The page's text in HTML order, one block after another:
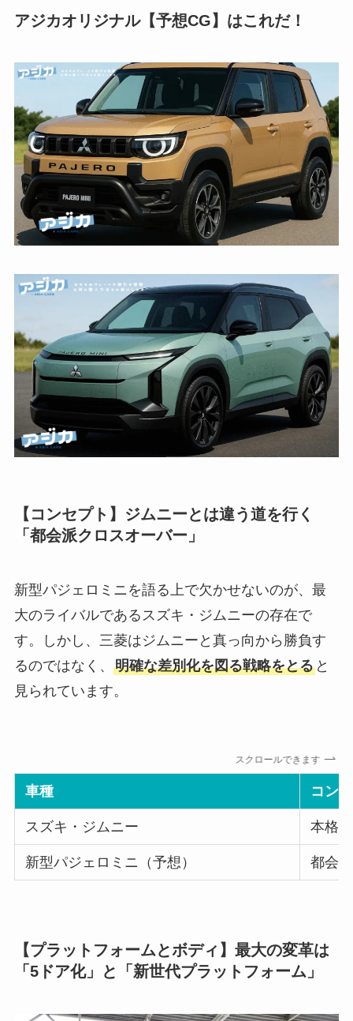
アジカオリジナル【予想CG】はこれだ！
【コンセプト】ジムニーとは違う道を行く
「都会派クロスオーバー」
新型パジェロミニを語る上で欠かせないのが、最
大のライバルであるスズキ・ジムニーの存在で
す。しかし、三菱はジムニーと真っ向から勝負す
るのではなく、 明確な差別化を図る戦略をとると
見られています。
スクロールできます
車種 コン
スズキ・ジムニー 本格
新型パジェロミニ（予想） 都会
【プラットフォームとボディ】最大の変革は
「5ドア化」と「新世代プラットフォーム」